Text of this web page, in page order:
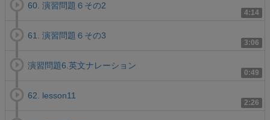
4:14
60. 演習問題６その2
3:06
61. 演習問題６その3
0:49
演習問題6.英文ナレーション
2:26
62. lesson11